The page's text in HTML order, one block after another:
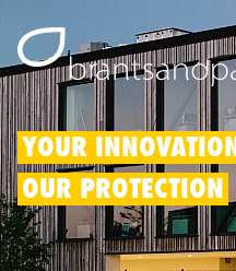
Octrooien
Merken
Modellen
YOUR INNOVATION
OUR PROTECTION